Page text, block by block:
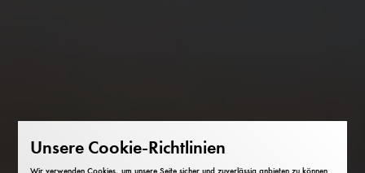
Unsere Cookie-Richtlinien
Wir verwenden Cookies, um unsere Seite sicher und zuverlässig anbieten zu können